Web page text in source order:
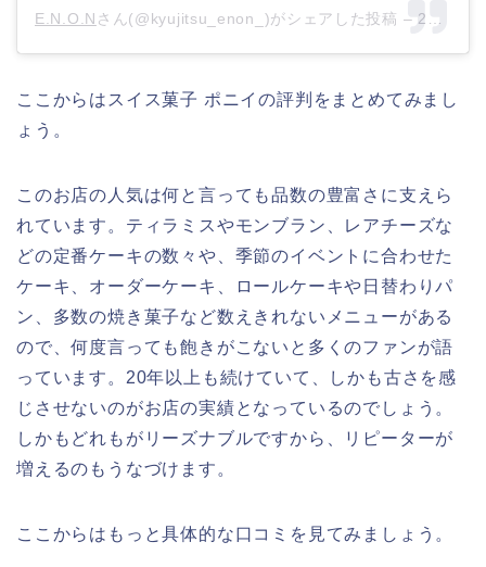
E.N.O.N さん(@kyujitsu_enon_)がシェアした投稿 – 2017年12月月18日午前3時28分PST
ここからはスイス菓子 ポニイの評判をまとめてみまし
ょう。
このお店の人気は何と言っても品数の豊富さに支えら
れています。ティラミスやモンブラン、レアチーズな
どの定番ケーキの数々や、季節のイベントに合わせた
ケーキ、オーダーケーキ、ロールケーキや日替わりパ
ン、多数の焼き菓子など数えきれないメニューがある
ので、何度言っても飽きがこないと多くのファンが語
っています。20年以上も続けていて、しかも古さを感
じさせないのがお店の実績となっているのでしょう。
しかもどれもがリーズナブルですから、リピーターが
増えるのもうなづけます。
ここからはもっと具体的な口コミを見てみましょう。